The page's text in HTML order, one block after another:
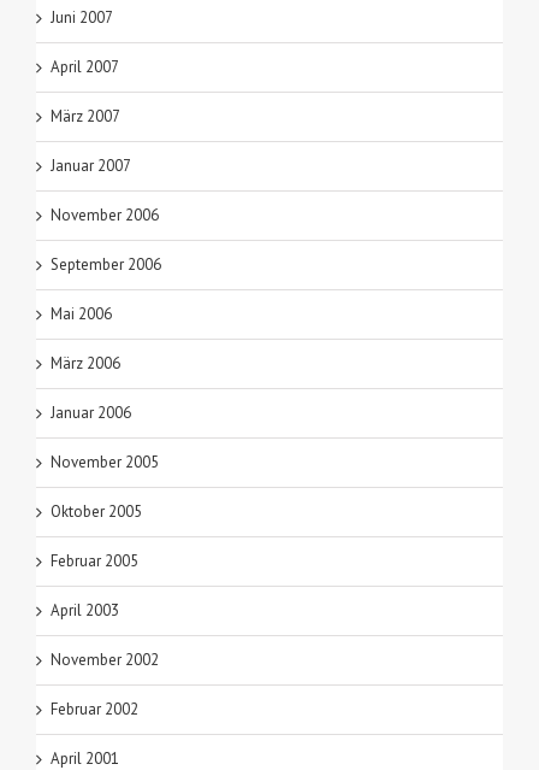
Juni 2007
April 2007
März 2007
Januar 2007
November 2006
September 2006
Mai 2006
März 2006
Januar 2006
November 2005
Oktober 2005
Februar 2005
April 2003
November 2002
Februar 2002
April 2001